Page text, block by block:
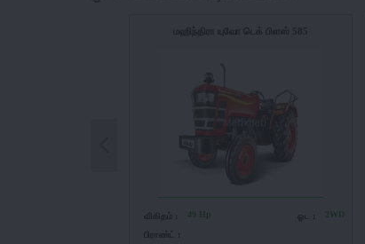
மஹிந்திரா யுவோ டெக் பிளஸ் 585
விகிதம் : 49 Hp ஓட : 2WD
பிராண்ட் :